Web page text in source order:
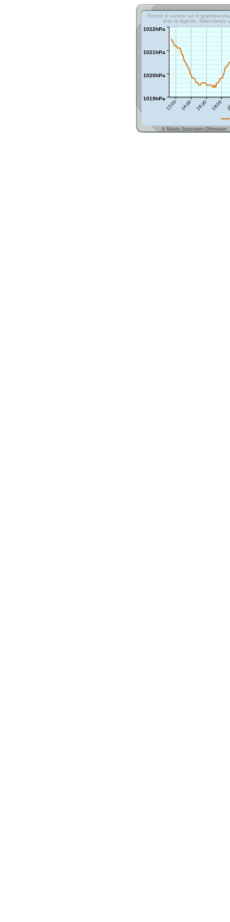
Passez le curseur sur le graphique
avec la légende. Sélectionnez
12:00 14:00 16:00 18:00
1019hPa
1020hPa
1021hPa
1022hPa
© Météo Stutzheim-Offenheim